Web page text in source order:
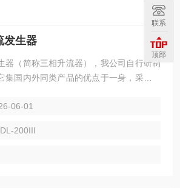
发生器
器（简称三相升流器），我公司自行研制
集国内外同类产品的优点于一身，采用数
压器和高导磁率铁芯制作的变流器，具有
，断器器，空气开关，开关柜，断路器，
06-01
200III
联系
顶部